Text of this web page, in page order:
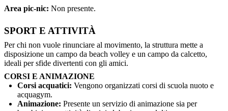
Area pic-nic: Non presente.
SPORT E ATTIVITÀ
Per chi non vuole rinunciare al movimento, la struttura mette a
disposizione un campo da beach volley e un campo da calcetto,
ideali per sfide divertenti con gli amici.
CORSI E ANIMAZIONE
Corsi acquatici: Vengono organizzati corsi di scuola nuoto e
acquagym.
Animazione: Presente un servizio di animazione sia per